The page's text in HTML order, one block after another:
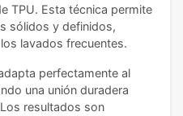
TPU. Esta técnica permite
sólidos y definidos,
lavados frecuentes.
perfectamente al
una unión duradera
resultados son